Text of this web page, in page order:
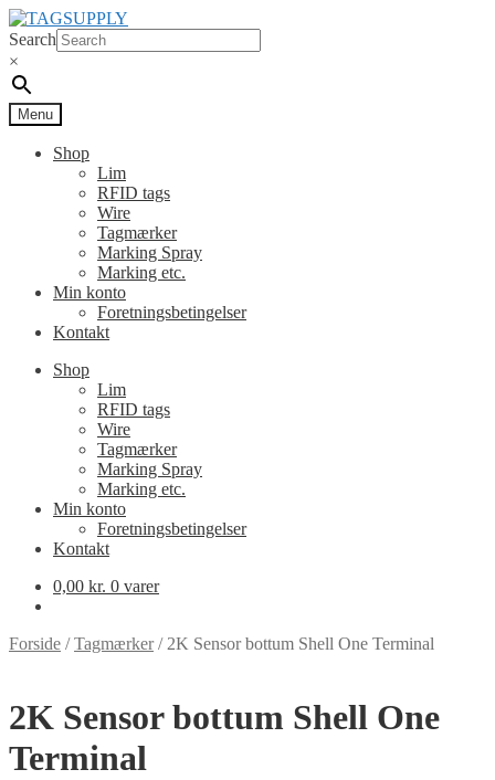
Spring
til
navigation
Spring
til
indhold
Search
×
Menu
Shop
Lim
RFID tags
Wire
Tagmærker
Marking Spray
Marking etc.
Min konto
Foretningsbetingelser
Kontakt
Shop
Lim
RFID tags
Wire
Tagmærker
Marking Spray
Marking etc.
Min konto
Foretningsbetingelser
Kontakt
0,00 kr. 0 varer
Forside /Tagmærker/ 2K Sensor bottum Shell One Terminal
2K Sensor bottum Shell One
Terminal